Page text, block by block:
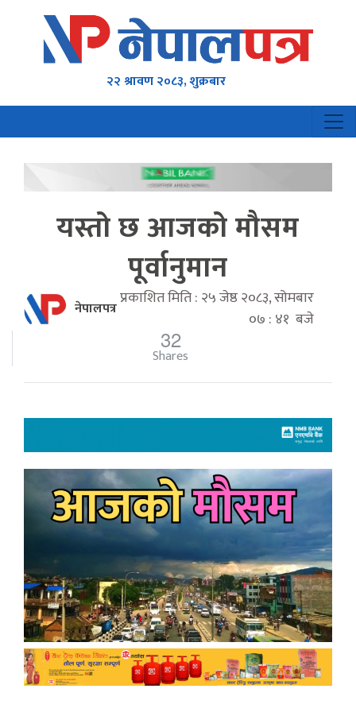
२२ श्रावण २०८३, शुक्रबार
यस्तो छ आजको मौसम
पूर्वानुमान
नेपालपत्रप्रकाशित मिति : २५ जेष्ठ २०८३, सोमबार
०७ : ४१ बजे
32
Shares